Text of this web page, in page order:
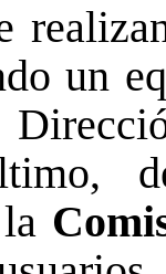
un